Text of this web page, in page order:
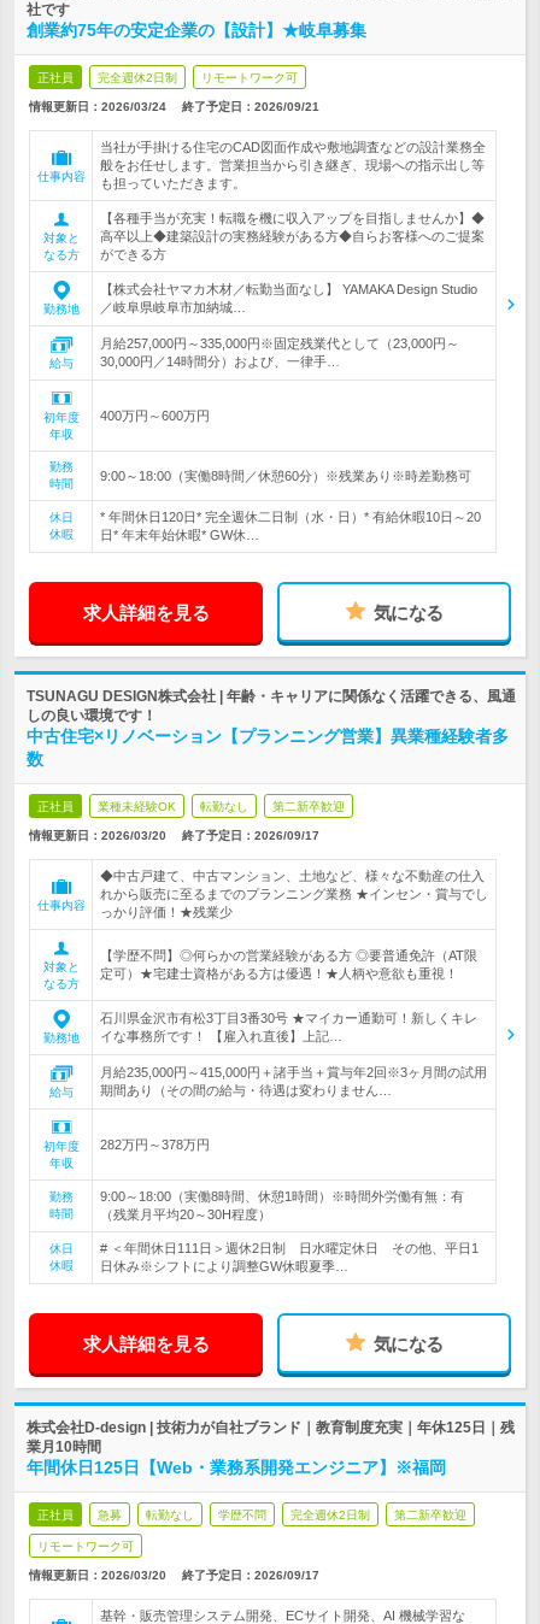
社です
創業約75年の安定企業の【設計】★岐阜募集
正社員 完全週休2日制 リモートワーク可
情報更新日：2026/03/24 終了予定日： 2026/09/21
仕事内容
当社が手掛ける住宅のCAD図面作成や敷地調査などの設計業務全
般をお任せします。営業担当から引き継ぎ、現場への指示出し等
も担っていただきます。
対象と
なる方
【各種手当が充実！転職を機に収入アップを目指しませんか】◆
高卒以上◆建築設計の実務経験がある方◆自らお客様へのご提案
ができる方
勤務地
【株式会社ヤマカ木材／転勤当面なし】 YAMAKA Design Studio
／岐阜県岐阜市加納城…
給与
月給257,000円～335,000円※固定残業代として（23,000円～
30,000円／14時間分）および、一律手…
初年度
年収
400万円～600万円
勤務
時間
9:00～18:00（実働8時間／休憩60分）※残業あり※時差勤務可
休日
休暇
* 年間休日120日* 完全週休二日制（水・日）* 有給休暇10日～20
日* 年末年始休暇* GW休…
求人詳細を見る 気になる
TSUNAGU DESIGN株式会社 | 年齢・キャリアに関係なく活躍できる、風通
しの良い環境です！
中古住宅×リノベーション【プランニング営業】異業種経験者多
数
正社員 業種未経験OK 転勤なし 第二新卒歓迎
情報更新日：2026/03/20 終了予定日： 2026/09/17
仕事内容
◆中古戸建て、中古マンション、土地など、様々な不動産の仕入
れから販売に至るまでのプランニング業務 ★インセン・賞与でし
っかり評価！★残業少
対象と
なる方
【学歴不問】◎何らかの営業経験がある方 ◎要普通免許（AT限
定可）★宅建士資格がある方は優遇！★人柄や意欲も重視！
勤務地
石川県金沢市有松3丁目3番30号 ★マイカー通勤可！新しくキレ
イな事務所です！ 【雇入れ直後】上記…
給与
月給235,000円～415,000円＋諸手当＋賞与年2回※3ヶ月間の試用
期間あり（その間の給与・待遇は変わりません…
初年度
年収
282万円～378万円
勤務
時間
9:00～18:00（実働8時間、休憩1時間）※時間外労働有無：有
（残業月平均20～30H程度）
休日
休暇
# ＜年間休日111日＞週休2日制 日水曜定休日 その他、平日1
日休み※シフトにより調整GW休暇夏季…
求人詳細を見る 気になる
株式会社D-design | 技術力が自社ブランド｜教育制度充実｜年休125日｜残
業月10時間
年間休日125日【Web・業務系開発エンジニア】※福岡
正社員 急募 転勤なし 学歴不問 完全週休2日制 第二新卒歓迎
リモートワーク可
情報更新日：2026/03/20 終了予定日： 2026/09/17
基幹・販売管理システム開発、ECサイト開発、AI 機械学習な